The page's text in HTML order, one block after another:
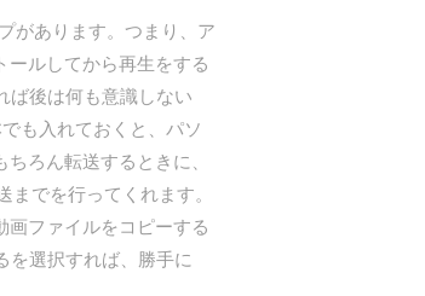
があります。つまり、ア
ールしてから再生をする
ば後は何も意識しない
も入れておくと、パソ
ろん転送するときに、
でを行ってくれます。
画ファイルをコピーする
を選択すれば、勝手に